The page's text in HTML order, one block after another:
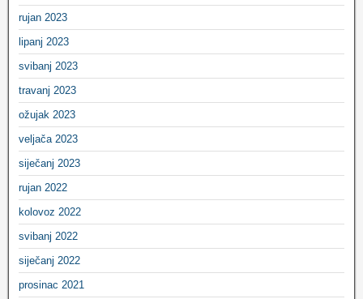
rujan 2023
lipanj 2023
svibanj 2023
travanj 2023
ožujak 2023
veljača 2023
siječanj 2023
rujan 2022
kolovoz 2022
svibanj 2022
siječanj 2022
prosinac 2021